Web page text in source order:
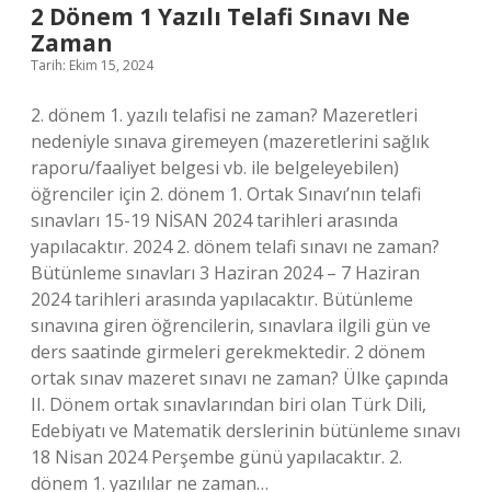
2 Dönem 1 Yazılı Telafi Sınavı Ne
Zaman
Tarih: Ekim 15, 2024
2. dönem 1. yazılı telafisi ne zaman? Mazeretleri
nedeniyle sınava giremeyen (mazeretlerini sağlık
raporu/faaliyet belgesi vb. ile belgeleyebilen)
öğrenciler için 2. dönem 1. Ortak Sınavı’nın telafi
sınavları 15-19 NİSAN 2024 tarihleri ​​arasında
yapılacaktır. 2024 2. dönem telafi sınavı ne zaman?
Bütünleme sınavları 3 Haziran 2024 – 7 Haziran
2024 tarihleri ​​arasında yapılacaktır. Bütünleme
sınavına giren öğrencilerin, sınavlara ilgili gün ve
ders saatinde girmeleri gerekmektedir. 2 dönem
ortak sınav mazeret sınavı ne zaman? Ülke çapında
II. Dönem ortak sınavlarından biri olan Türk Dili,
Edebiyatı ve Matematik derslerinin bütünleme sınavı
18 Nisan 2024 Perşembe günü yapılacaktır. 2.
dönem 1. yazılılar ne zaman…